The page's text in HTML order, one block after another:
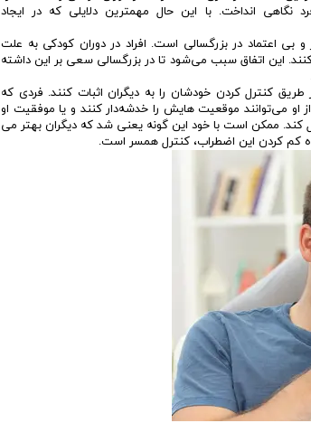
انداخت. با این حال مهمترین دلایلی که در ایجاد
اعتماد در بزرگسالی است. افراد در دوران کودکی به علت
این اتفاق سبب می‌شود تا در بزرگسالی سعی بر این داشته
کنترل کردن خودشان را به دیگران اثبات کنند. فردی که
می‌توانند موقعیت هایش را خدشه‌دار کنند و یا موفقیت او
ممکن است با خود این گونه یعنی شد که دیگران بهتر می
کم کردن این اضطراب، کنترل همسر است.